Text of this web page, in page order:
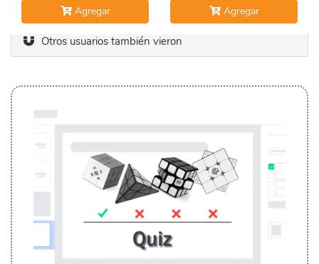
Agregar Agregar
Otros usuarios también vieron